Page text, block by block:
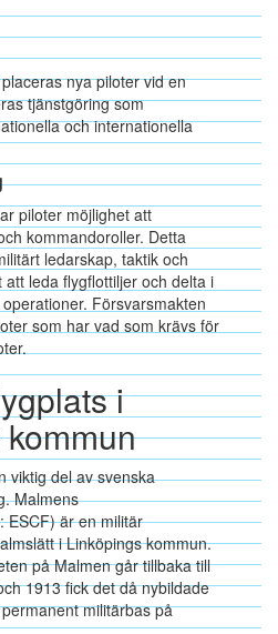
nya piloter vid en
tjänstgöring som
och internationella
piloter möjlighet att
kommandoroller. Detta
ledarskap, taktik och
leda flygflottiljer och delta i
Försvarsmakten
som har vad som krävs för
i
viktig del av svenska
Malmens
ESCF) är en militär
i Linköpings kommun.
på Malmen går tillbaka till
1913 fick det då nybildade
militärbas på